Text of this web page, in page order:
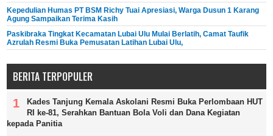
Kepedulian Humas PT BSM Richy Tuai Apresiasi, Warga Dusun 1 Karang
Agung Sampaikan Terima Kasih
Paskibraka Tingkat Kecamatan Lubai Ulu Mulai Berlatih, Camat Taufik
Azrulah Resmi Buka Pemusatan Latihan Lubai Ulu,
BERITA TERPOPULER
Kades Tanjung Kemala Askolani Resmi Buka Perlombaan HUT
RI ke-81, Serahkan Bantuan Bola Voli dan Dana Kegiatan
kepada Panitia